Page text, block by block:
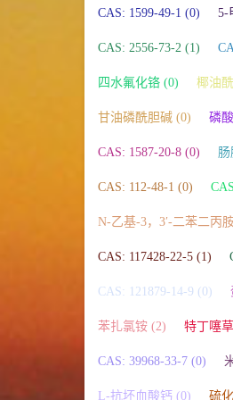
CAS: 1599-49-1 (0) 5-
CAS: 2556-73-2 (1)
四水氟化铬 (0) 椰油
甘油磷酰胆碱 (0) 磷
CAS: 1587-20-8 (0)
CAS: 112-48-1 (0)
N-乙基-3，3′-二苯二丙
CAS: 117428-22-5 (1)
CAS: 121879-14-9 (0)
苯扎氯铵 (2) 特丁噻
CAS: 39968-33-7 (0)
L-抗坏血酸钙 (0) 硫